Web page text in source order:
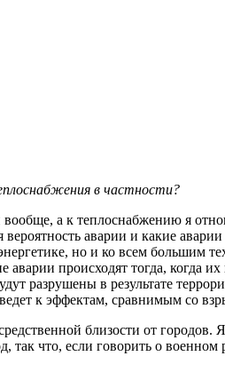
в частности?
а к теплоснабжению я
вероятность аварии и какие
но и ко всем
происходят тогда, когда
разрушены в результате
к эффектам, сравнимым со
близости от
что, если говорить о